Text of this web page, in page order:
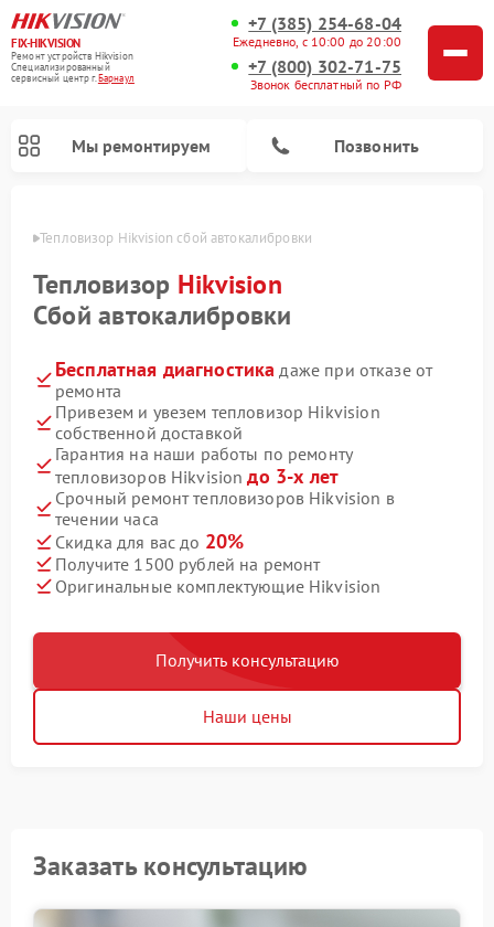
FIX-HIKVISION
Ремонт устройств Hikvision
Специализированный
cервисный центр г.Барнаул
+7 (385) 254-68-04
Ежедневно, с 10:00 до 20:00
+7 (800) 302-71-75
Звонок бесплатный по РФ
Мы ремонтируем Позвонить
Тепловизор Hikvision сбой автокалибровки
Тепловизор Hikvision
Сбой автокалибровки
Бесплатная диагностика даже при отказе от
ремонта
Привезем и увезем тепловизор Hikvision
собственной доставкой
Гарантия на наши работы по ремонту
тепловизоров Hikvisionдо 3-х лет
Срочный ремонт тепловизоров Hikvision в
течении часа
Скидка для вас до 20%
Получите 1500 рублей на ремонт
Оригинальные комплектующие Hikvision
Получить консультацию
Наши цены
Заказать консультацию